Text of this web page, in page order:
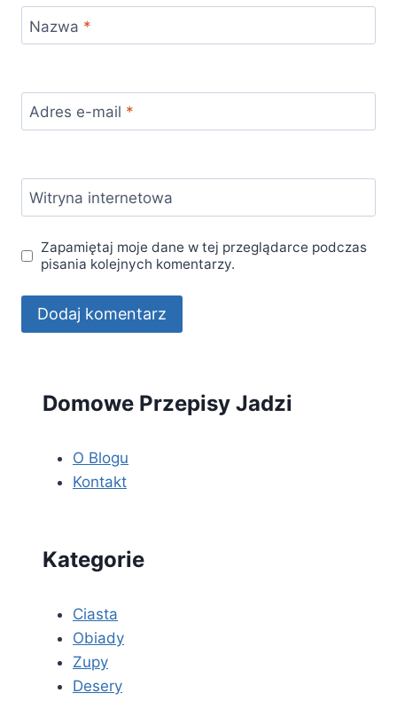
Nazwa *
Adres e-mail *
Witryna internetowa
Zapamiętaj moje dane w tej przeglądarce podczas
pisania kolejnych komentarzy.
Domowe Przepisy Jadzi
O Blogu
Kontakt
Kategorie
Ciasta
Obiady
Zupy
Desery